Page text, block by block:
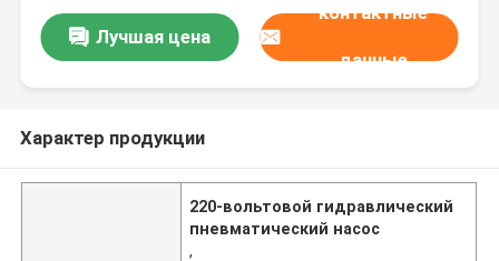
гидравлическими системами
Лучшая цена
контактные
данные
Характер продукции
220-вольтовой гидравлический
пневматический насос
,